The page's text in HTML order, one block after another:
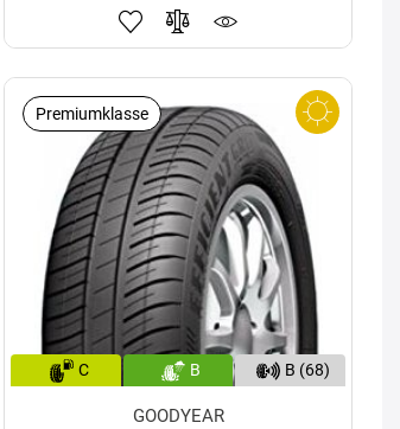
Premiumklasse
C B B (68)
GOODYEAR